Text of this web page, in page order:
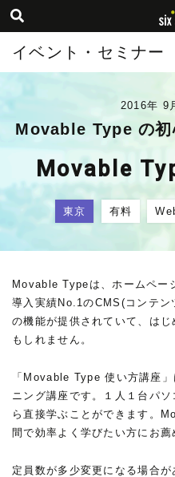
イベント・セミナー
2016年 9
Movable Type の初
Movable
東京 有料
Movable Typeは、ホームペー
導入実績No.1のCMS(コンテン
の機能が提供されていて、は
もしれません。
「Movable Type 使い方講座
ニング講座です。１人１台パ
ら直接学ぶことができます。
間で効率よく学びたい方にお薦
定員数が多少変更になる場合